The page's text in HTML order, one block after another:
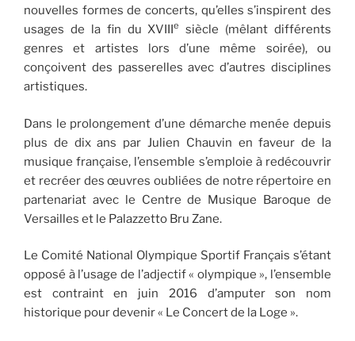
nouvelles formes de concerts, qu’elles s’inspirent des
usages de la fin du XVIIIe
siècle (mêlant différents
genres et artistes lors d’une même soirée), ou
conçoivent des passe­relles avec d’autres disciplines
artistiques.
Dans le prolongement d’une démarche menée depuis
plus de dix ans par Julien Chauvin en faveur de la
musique française, l’ensemble s’emploie à redécouvrir
et recréer des œuvres oubliées de notre répertoire en
partenariat avec le Centre de Musique Baroque de
Versailles et le Palazzetto Bru Zane.
Le Comité National Olympique Sportif Français s’étant
opposé à l’usage de l’adjectif « olympique », l’ensemble
est contraint en juin 2016 d’amputer son nom
historique pour devenir « Le Concert de la Loge ».